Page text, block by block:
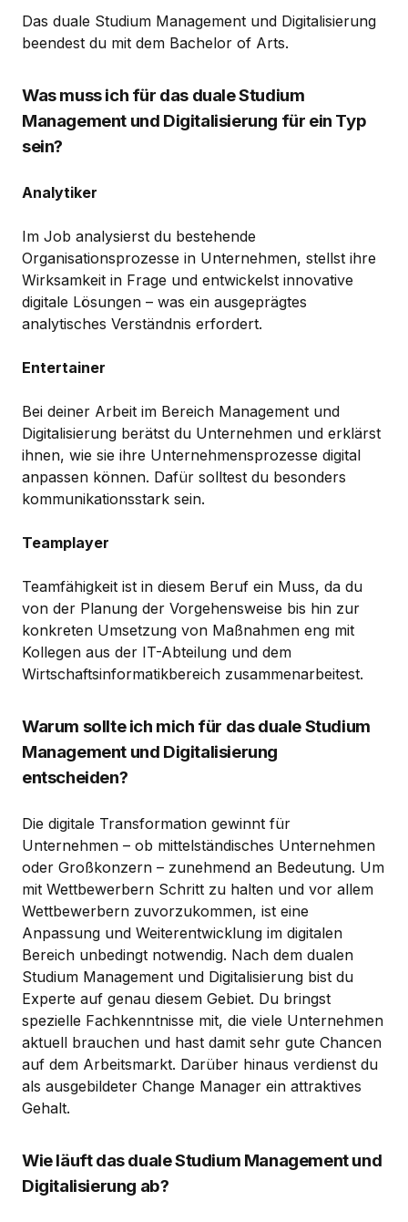
Das duale Studium Management und Digitalisierung
beendest du mit dem Bachelor of Arts.
Was muss ich für das duale Studium
Management und Digitalisierung für ein Typ
sein?
Analytiker
Im Job analysierst du bestehende
Organisationsprozesse in Unternehmen, stellst ihre
Wirksamkeit in Frage und entwickelst innovative
digitale Lösungen – was ein ausgeprägtes
analytisches Verständnis erfordert.
Entertainer
Bei deiner Arbeit im Bereich Management und
Digitalisierung berätst du Unternehmen und erklärst
ihnen, wie sie ihre Unternehmensprozesse digital
anpassen können. Dafür solltest du besonders
kommunikationsstark sein.
Teamplayer
Teamfähigkeit ist in diesem Beruf ein Muss, da du
von der Planung der Vorgehensweise bis hin zur
konkreten Umsetzung von Maßnahmen eng mit
Kollegen aus der IT-Abteilung und dem
Wirtschaftsinformatikbereich zusammenarbeitest.
Warum sollte ich mich für das duale Studium
Management und Digitalisierung
entscheiden?
Die digitale Transformation gewinnt für
Unternehmen – ob mittelständisches Unternehmen
oder Großkonzern – zunehmend an Bedeutung. Um
mit Wettbewerbern Schritt zu halten und vor allem
Wettbewerbern zuvorzukommen, ist eine
Anpassung und Weiterentwicklung im digitalen
Bereich unbedingt notwendig. Nach dem dualen
Studium Management und Digitalisierung bist du
Experte auf genau diesem Gebiet. Du bringst
spezielle Fachkenntnisse mit, die viele Unternehmen
aktuell brauchen und hast damit sehr gute Chancen
auf dem Arbeitsmarkt. Darüber hinaus verdienst du
als ausgebildeter Change Manager ein attraktives
Gehalt.
Wie läuft das duale Studium Management und
Digitalisierung ab?